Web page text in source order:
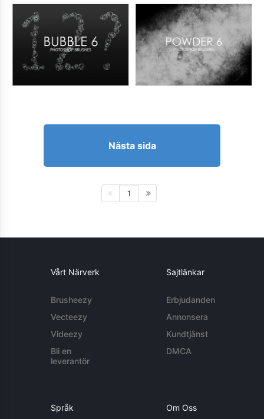
Nästa sida
1
Vårt Närverk
Brusheezy
Vecteezy
Videezy
Bli en
leverantör
Sajtlänkar
Erbjudanden
Annonsera
Kundtjänst
DMCA
Språk Om Oss